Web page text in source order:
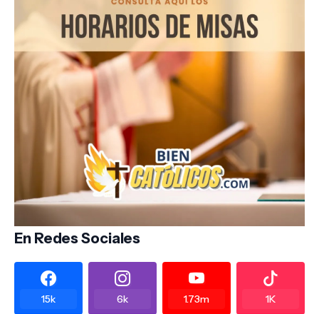
En Redes Sociales
15k 6k 1.73m 1K